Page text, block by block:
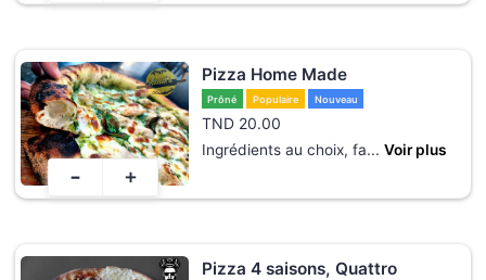
Pizza Home Made
Prôné Populaire Nouveau
TND 20.00
Ingrédients au choix, fa... Voir plus
- +
Pizza 4 saisons, Quattro